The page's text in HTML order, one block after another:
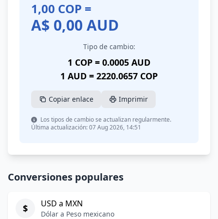
1,00 COP =
A$ 0,00 AUD
Tipo de cambio:
1 COP = 0.0005 AUD
1 AUD = 2220.0657 COP
Copiar enlace Imprimir
Los tipos de cambio se actualizan regularmente.
Última actualización: 07 Aug 2026, 14:51
Conversiones populares
$ USD a MXN
Dólar a Peso mexicano